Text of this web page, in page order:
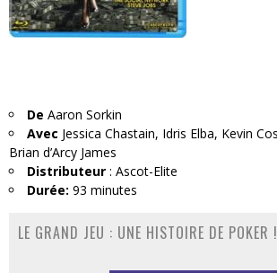
De Aaron Sorkin
Avec Jessica Chastain, Idris Elba, Kevin
Brian d’Arcy James
Distributeur : Ascot-Elite
Durée: 93 minutes
LE GRAND JEU : UNE HISTOIRE DE POKER !